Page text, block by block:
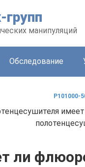
групп
манипуляций
Обследование
P101000-
ли